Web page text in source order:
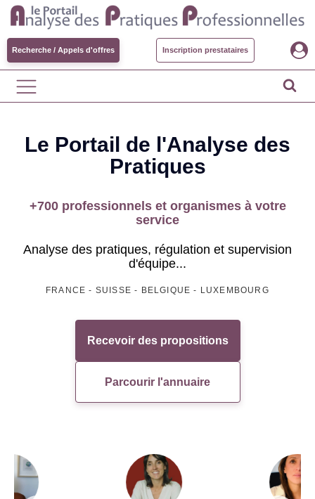
Recherche / Appels d'offres Inscription prestataires
Le Portail de l'Analyse des
Pratiques
+700 professionnels et organismes à votre
service
Analyse des pratiques, régulation et supervision
d'équipe...
FRANCE - SUISSE - BELGIQUE - LUXEMBOURG
Recevoir des propositions
Parcourir l'annuaire